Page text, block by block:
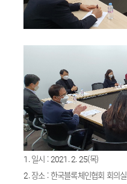
1. 일시 : 2021. 2. 25(목)
2. 장소 : 한국블록체인협회 회의실